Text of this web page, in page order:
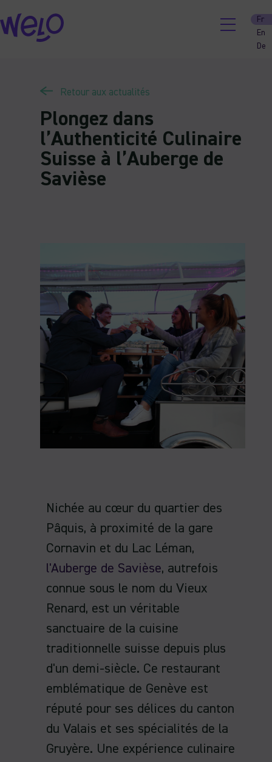
Skip
to
content
Fr
En
De
Retour aux actualités
Plongez dans
l’Authenticité Culinaire
Suisse à l’Auberge de
Savièse
Nichée au cœur du quartier des
Pâquis, à proximité de la gare
Cornavin et du Lac Léman,
l'Auberge de Savièse, autrefois
connue sous le nom du Vieux
Renard, est un véritable
sanctuaire de la cuisine
traditionnelle suisse depuis plus
d'un demi-siècle. Ce restaurant
emblématique de Genève est
réputé pour ses délices du canton
du Valais et ses spécialités de la
Gruyère. Une expérience culinaire